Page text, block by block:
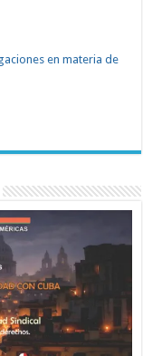
en materia de